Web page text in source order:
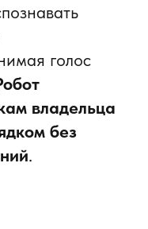
голос
владельца
без
.